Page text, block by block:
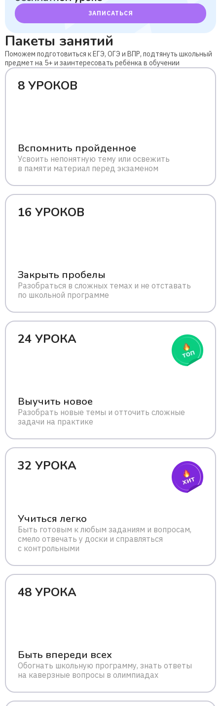
ЗАПИСАТЬСЯ
Пакеты занятий
Поможем подготовиться к ЕГЭ, ОГЭ и ВПР, подтянуть школьный
предмет на 5+ и заинтересовать ребёнка в обучении
8 УРОКОВ
Вспомнить пройденное
Усвоить непонятную тему или освежить
в памяти материал перед экзаменом
16 УРОКОВ
Закрыть пробелы
Разобраться в сложных темах и не отставать
по школьной программе
24 УРОКА
Выучить новое
Разобрать новые темы и отточить сложные
задачи на практике
32 УРОКА
Учиться легко
Быть готовым к любым заданиям и вопросам,
смело отвечать у доски и справляться
с контрольными
48 УРОКА
Быть впереди всех
Обогнать школьную программу, знать ответы
на каверзные вопросы в олимпиадах